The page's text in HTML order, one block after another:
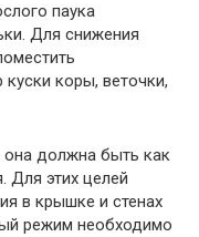
паука
Для снижения
коры, веточки,
она должна быть как
Для этих целей
в крышке и стенах
режим необходимо